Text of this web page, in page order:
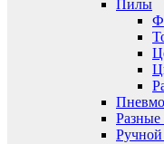
Пилы
Разные